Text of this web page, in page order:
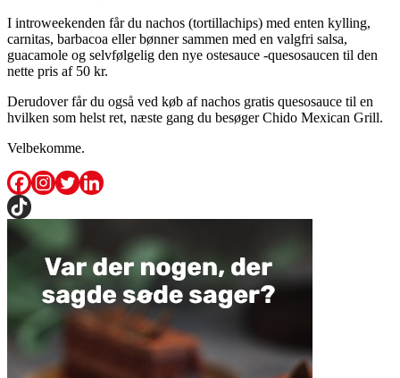
I introweekenden får du nachos (tortillachips) med enten kylling,
carnitas, barbacoa eller bønner sammen med en valgfri salsa,
guacamole og selvfølgelig den nye ostesauce -quesosaucen til den
nette pris af 50 kr.
Derudover får du også ved køb af nachos gratis quesosauce til en
hvilken som helst ret, næste gang du besøger Chido Mexican Grill.
Velbekomme.